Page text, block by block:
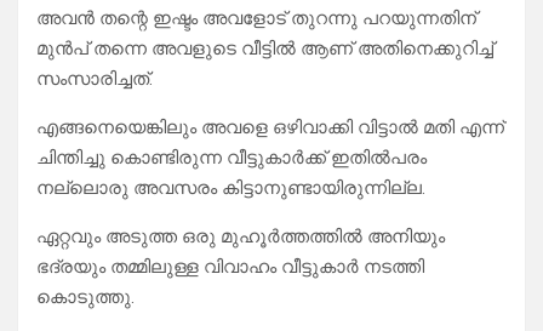
അവൻ തന്റെ ഇഷ്ടം അവളോട് തുറന്നു പറയുന്നതിന്
മുൻപ് തന്നെ അവളുടെ വീട്ടിൽ ആണ് അതിനെക്കുറിച്ച്
സംസാരിച്ചത്.
എങ്ങനെയെങ്കിലും അവളെ ഒഴിവാക്കി വിട്ടാൽ മതി എന്ന്
ചിന്തിച്ചു കൊണ്ടിരുന്ന വീട്ടുകാർക്ക് ഇതിൽപരം
നല്ലൊരു അവസരം കിട്ടാനുണ്ടായിരുന്നില്ല.
ഏറ്റവും അടുത്ത ഒരു മുഹൂർത്തത്തിൽ അനിയും
ഭദ്രയും തമ്മിലുള്ള വിവാഹം വീട്ടുകാർ നടത്തി
കൊടുത്തു.